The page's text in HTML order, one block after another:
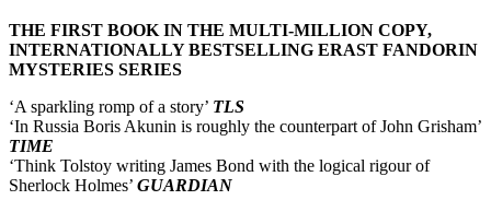
THE FIRST BOOK IN THE MULTI-MILLION COPY,
INTERNATIONALLY BESTSELLING ERAST FANDORIN
MYSTERIES SERIES
‘A sparkling romp of a story’ TLS
‘In Russia Boris Akunin is roughly the counterpart of John Grisham’
TIME
‘Think Tolstoy writing James Bond with the logical rigour of
Sherlock Holmes’ GUARDIAN